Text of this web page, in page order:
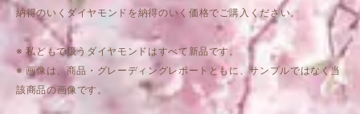
納得のいくダイヤモンドを納得のいく価格でご購入ください。
※ 私どもで扱うダイヤモンドはすべて新品です。
※ 画像は、商品・グレーディングレポートともに、サンプルではなく当
該商品の画像です。